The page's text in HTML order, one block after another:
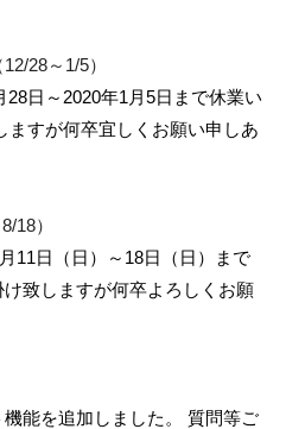
28～1/5）
日～2020年1月5日まで休業い
ますが何卒宜しくお願い申しあ
18）
11日（日）～18日（日）まで
致しますが何卒よろしくお願
能を追加しました。 質問等ご